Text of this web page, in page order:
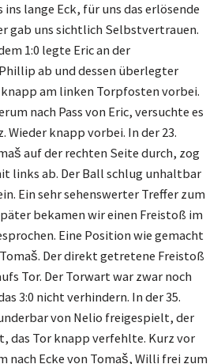
lange Eck, für uns das erlösende
gab uns sichtlich Selbstvertrauen.
1:0 legte Eric an der
ab und dessen überlegter
am linken Torpfosten vorbei.
nach Pass von Eric, versuchte es
Wieder knapp vorbei. In der 23.
auf der rechten Seite durch, zog
links ab. Der Ball schlug unhaltbar
Ein sehr sehenswerter Treffer zum
bekamen wir einen Freistoß im
Eine Position wie gemacht
Der direkt getretene Freistoß
Tor. Der Torwart war zwar noch
3:0 nicht verhindern. In der 35.
von Nelio freigespielt, der
das Tor knapp verfehlte. Kurz vor
nach Ecke von Tomaš, Willi frei zum